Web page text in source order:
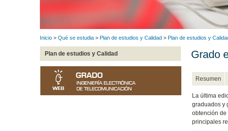
Inicio > Qué se estudia > Plan de estudios y Calidad > Plan de estudios y
Plan de estudios y Calidad Grado
Resumen
La última
graduados y
obtención de
principales